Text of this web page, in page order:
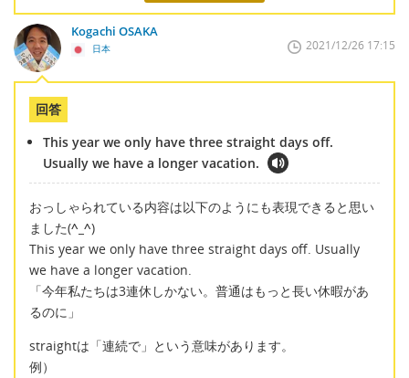
Kogachi OSAKA
日本 2021/12/26 17:15
回答
This year we only have three straight days off.
Usually we have a longer vacation.
おっしゃられている内容は以下のようにも表現できると思い
ました(^_^)
This year we only have three straight days off. Usually
we have a longer vacation.
「今年私たちは3連休しかない。普通はもっと長い休暇があ
るのに」
straightは「連続で」という意味があります。
例）